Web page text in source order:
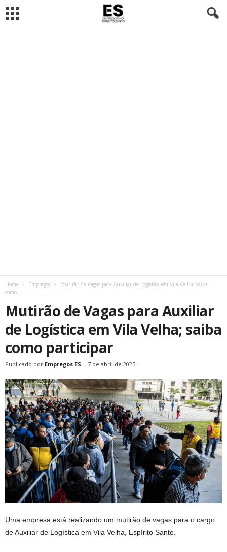
Home Empregos
Mutirão de Vagas para Auxiliar de Logística em Vila Velha; saiba
como...
Mutirão de Vagas para Auxiliar
de Logística em Vila Velha; saiba
como participar
Publicado por Empregos ES - 7 de abril de 2025
Uma empresa está realizando um mutirão de vagas para o cargo
de Auxiliar de Logística em Vila Velha, Espírito Santo.